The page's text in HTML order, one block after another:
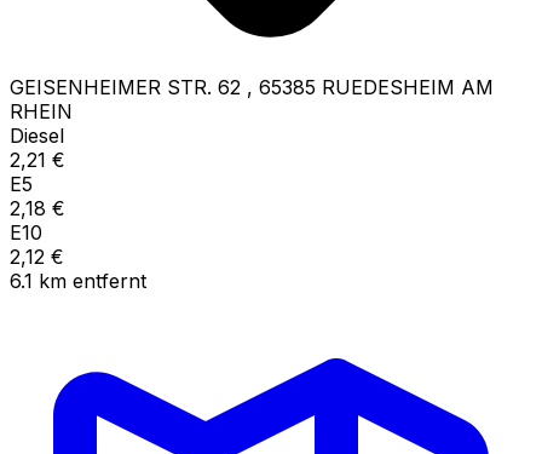
GEISENHEIMER STR. 62 , 65385 RUEDESHEIM AM
RHEIN
Diesel
2,21 €
E5
2,18 €
E10
2,12 €
6.1 km entfernt